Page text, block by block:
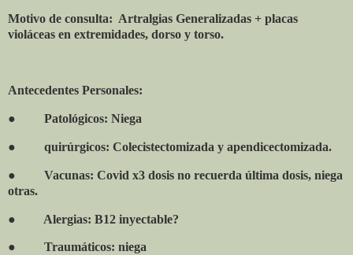
Motivo de consulta: Artralgias Generalizadas + placas
violáceas en extremidades, dorso y torso.
Antecedentes Personales:
● Patológicos: Niega
● quirúrgicos: Colecistectomizada y apendicectomizada.
●
Vacunas: Covid x3 dosis no recuerda última dosis, niega
otras.
● Alergias: B12 inyectable?
● Traumáticos: niega